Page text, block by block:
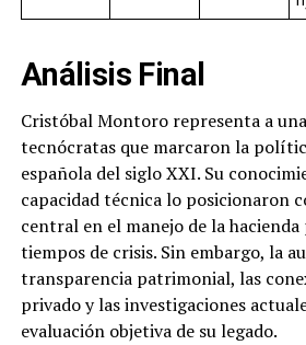
Análisis Final
Cristóbal Montoro representa a
tecnócratas que marcaron la
española del siglo XXI. Su
capacidad técnica lo posicionaron
central en el manejo de la
tiempos de crisis. Sin embargo, la
transparencia patrimonial, las
privado y las investigaciones
evaluación objetiva de su legado.